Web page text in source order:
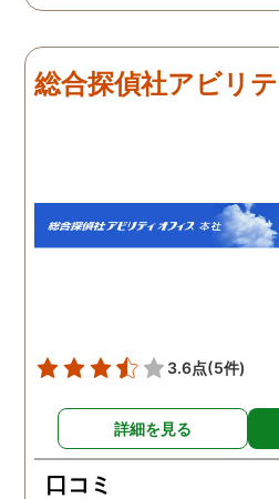
頼をしてみることにしまし
きる手ごろなものもあった
ので、迷わず契約を結ぶこ
調査を行ってくれました。
結果、彼女にはやはり男が
できていたようで、私の連
ることができて良かったの
かなと思うこともでき、彼
女とはこのまま自然消滅と
言う形で別れようと思いま
す。
総合探偵社アビリ
3.6点(5件)
詳細を見る
口コミ